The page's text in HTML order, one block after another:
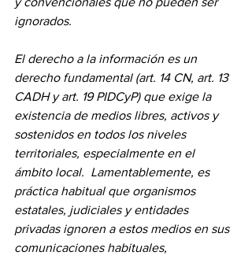
ignorados.
El derecho a la información es un
derecho fundamental (art. 14 CN, art. 13
CADH y art. 19 PIDCyP) que exige la
existencia de medios libres, activos y
sostenidos en todos los niveles
territoriales, especialmente en el
ámbito local.  Lamentablemente, es
práctica habitual que organismos
estatales, judiciales y entidades
privadas ignoren a estos medios en sus
comunicaciones habituales,